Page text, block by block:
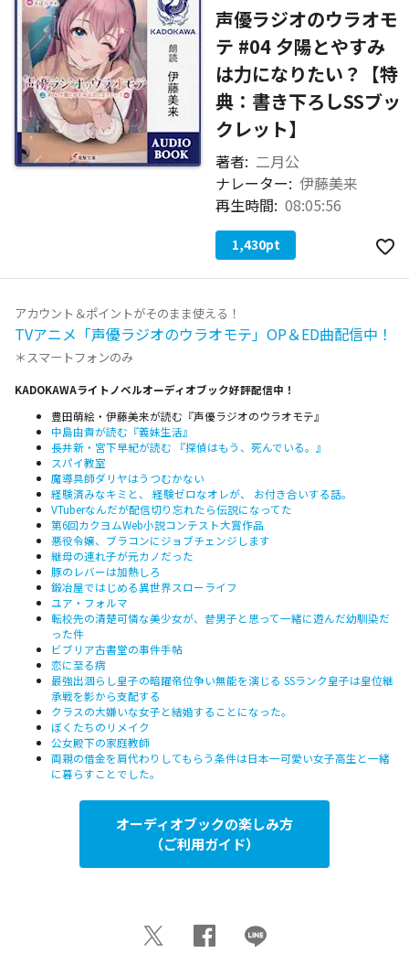
声優ラジオのウラオモ
テ #04 夕陽とやすみ
は力になりたい？【特
典：書き下ろしSSブッ
クレット】
著者: 二月公
ナレーター: 伊藤美来
再生時間: 08:05:56
1,430pt
アカウント＆ポイントがそのまま使える！
TVアニメ「声優ラジオのウラオモテ」OP＆ED曲配信中！
＊スマートフォンのみ
KADOKAWAライトノベルオーディオブック好評配信中！
豊田萌絵・伊藤美来が読む『声優ラジオのウラオモテ』
中島由貴が読む『義妹生活』
長井新・宮下早紀が読む 『探偵はもう、死んでいる。』
スパイ教室
魔導具師ダリヤはうつむかない
経験済みなキミと、 経験ゼロなオレが、 お付き合いする話。
VTuberなんだが配信切り忘れたら伝説になってた
第6回カクヨムWeb小説コンテスト大賞作品
悪役令嬢、ブラコンにジョブチェンジします
継母の連れ子が元カノだった
豚のレバーは加熱しろ
鍛冶屋ではじめる異世界スローライフ
ユア・フォルマ
転校先の清楚可憐な美少女が、昔男子と思って一緒に遊んだ幼馴染だ
った件
ビブリア古書堂の事件手帖
恋に至る病
最強出涸らし皇子の暗躍帝位争い無能を演じる SSランク皇子は皇位継
承戦を影から支配する
クラスの大嫌いな女子と結婚することになった。
ぼくたちのリメイク
公女殿下の家庭教師
両親の借金を肩代わりしてもらう条件は日本一可愛い女子高生と一緒
に暮らすことでした。
オーディオブックの楽しみ方
（ご利用ガイド）